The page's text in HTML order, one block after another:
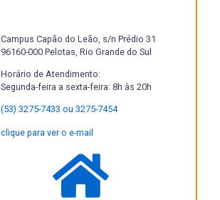
Campus Capão do Leão, s/n Prédio 31
96160-000 Pelotas, Rio Grande do Sul
Horário de Atendimento:
Segunda-feira a sexta-feira: 8h às 20h
(53) 3275-7433 ou 3275-7454
clique para ver o e-mail